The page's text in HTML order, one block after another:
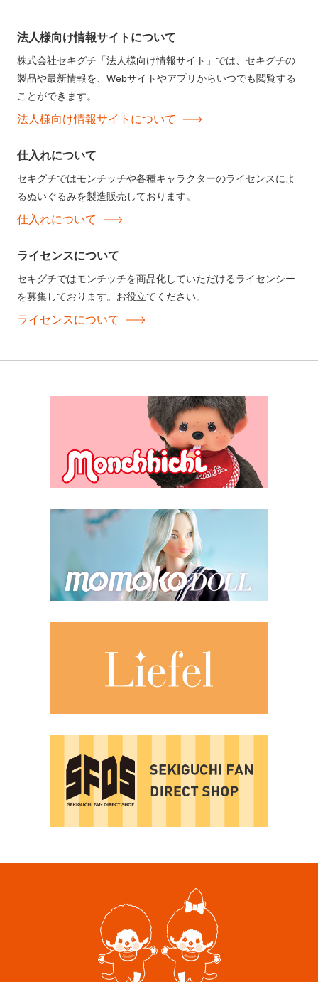
法人様向け情報サイトについて
株式会社セキグチ「法人様向け情報サイト」では、セキグチの
製品や最新情報を、Webサイトやアプリからいつでも閲覧する
ことができます。
法人様向け情報サイトについて
仕入れについて
セキグチではモンチッチや各種キャラクターのライセンスによ
るぬいぐるみを製造販売しております。
仕入れについて
ライセンスについて
セキグチではモンチッチを商品化していただけるライセンシー
を募集しております。お役立てください。
ライセンスについて